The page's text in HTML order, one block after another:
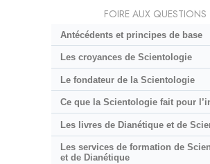
FOIRE AUX QUESTIONS
Antécédents et principes de base
Les croyances de Scientologie
Le fondateur de la Scientologie
Ce que la Scientologie fait pour
Les livres de Dianétique et de
Les services de formation de
et de Dianétique